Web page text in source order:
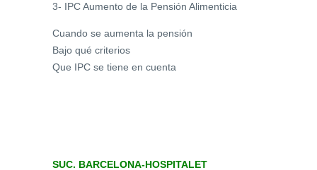
3- IPC Aumento de la Pensión Alimenticia
Cuando se aumenta la pensión
Bajo qué criterios
Que IPC se tiene en cuenta
SUC. BARCELONA-HOSPITALET